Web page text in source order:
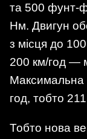
та 500 фунт-
Нм. Двигун
з місця до
200 км/год —
Максимальна
год, тобто
Тобто нова